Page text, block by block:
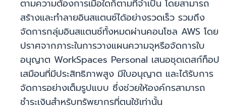
ตามความต้องการเมื่อใดก็ตามที่จำเป็น โดยสามารถ
สร้างและทำลายอินสแตนซ์ได้อย่างรวดเร็ว รวมถึง
จัดการกลุ่มอินสแตนซ์ทั้งหมดผ่านคอนโซล AWS โดย
ปราศจากภาระในการวางแผนความจุหรือจัดการใบ
อนุญาต WorkSpaces Personal เสนอชุดเดสก์ท็อป
เสมือนที่มีประสิทธิภาพสูง มีใบอนุญาต และได้รับการ
จัดการอย่างเต็มรูปแบบ ซึ่งช่วยให้องค์กรสามารถ
ชำระเงินสำหรับทรัพยากรที่ตนใช้เท่านั้น